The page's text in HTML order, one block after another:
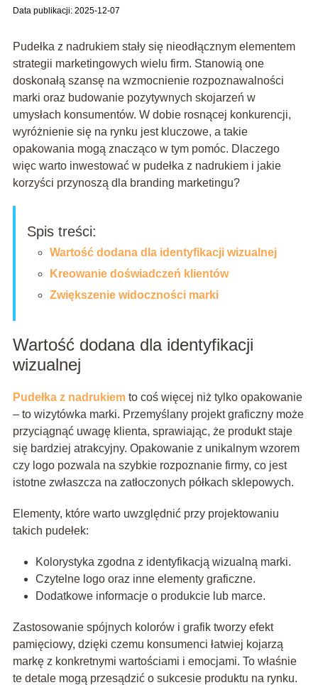
Data publikacji: 2025-12-07
Pudełka z nadrukiem stały się nieodłącznym elementem
strategii marketingowych wielu firm. Stanowią one
doskonałą szansę na wzmocnienie rozpoznawalności
marki oraz budowanie pozytywnych skojarzeń w
umysłach konsumentów. W dobie rosnącej konkurencji,
wyróżnienie się na rynku jest kluczowe, a takie
opakowania mogą znacząco w tym pomóc. Dlaczego
więc warto inwestować w pudełka z nadrukiem i jakie
korzyści przynoszą dla branding marketingu?
Spis treści:
Wartość dodana dla identyfikacji wizualnej
Kreowanie doświadczeń klientów
Zwiększenie widoczności marki
Wartość dodana dla identyfikacji
wizualnej
Pudełka z nadrukiemto coś więcej niż tylko opakowanie
– to wizytówka marki. Przemyślany projekt graficzny może
przyciągnąć uwagę klienta, sprawiając, że produkt staje
się bardziej atrakcyjny. Opakowanie z unikalnym wzorem
czy logo pozwala na szybkie rozpoznanie firmy, co jest
istotne zwłaszcza na zatłoczonych półkach sklepowych.
Elementy, które warto uwzględnić przy projektowaniu
takich pudełek:
Kolorystyka zgodna z identyfikacją wizualną marki.
Czytelne logo oraz inne elementy graficzne.
Dodatkowe informacje o produkcie lub marce.
Zastosowanie spójnych kolorów i grafik tworzy efekt
pamięciowy, dzięki czemu konsumenci łatwiej kojarzą
markę z konkretnymi wartościami i emocjami. To właśnie
te detale mogą przesądzić o sukcesie produktu na rynku.